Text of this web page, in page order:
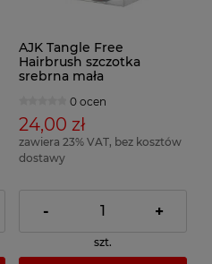
AJK Tangle Free
Hairbrush szczotka
srebrna mała
0 ocen
24,00 zł
zawiera 23% VAT, bez kosztów
dostawy
- +
szt.